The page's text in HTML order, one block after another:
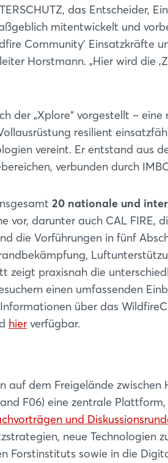
das Entscheider,
mitentwickelt und
Community‘ Einsatzkräfte
Horstmann. „Hier wird die
der „Xplore“ vorgestellt – eine
resilient
vereint. Er entstand aus
verbunden durch
20 nationale und
vor, darunter auch CAL FIRE,
die Vorführungen in fünf
zeigt praxisnah die
einen umfassenden
über das
hier verfügbar.
dem Freigelände zwischen
F06) eine zentrale
und
neue Technologien
Forstinstituts sowie in die
Login
Jetzt